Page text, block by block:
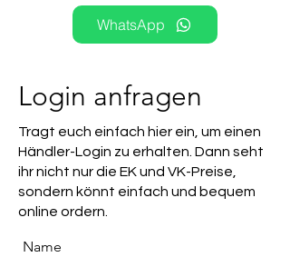
WhatsApp
Login anfragen
Tragt euch einfach hier ein, um einen
Händler-Login zu erhalten. Dann seht
ihr nicht nur die EK und VK-Preise,
sondern könnt einfach und bequem
online ordern.
Name